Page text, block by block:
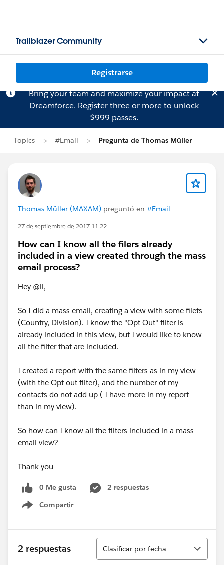
Trailblazer Community
Registrarse
Bring your team and maximize your impact at
Dreamforce. Registerthree or more to unlock
$999 passes.
Topics #Email Pregunta de Thomas Müller
Thomas Müller (MAXAM) preguntó en #Email
27 de septiembre de 2017 11:22
How can I know all the filers already
included in a view created through the mass
email process?
Hey @ll,
So I did a mass email, creating a view with some filets
(Country, Division). I know the "Opt Out" filter is
already included in this view, but I would like to know
all the filter that are included.
I created a report with the same filters as in my view
(with the Opt out filter), and the number of my
contacts do not add up ( I have more in my report
than in my view).
So how can I know all the filters included in a mass
email view?
Thank you
0 Me gusta
2 respuestas
Compartir
Show menu
2 respuestas
Ordenar
Clasificar por fecha